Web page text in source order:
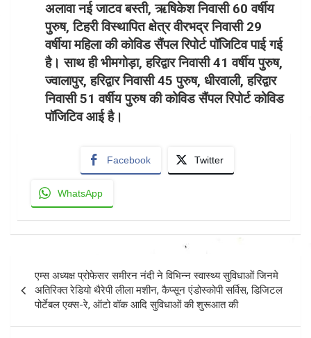
अलावा नई जाटव बस्ती, ऋषिकेश निवासी 60 वर्षीय
पुरुष, टिहरी विस्थापित क्षेत्र वीरभद्र निवासी 29
वर्षीया महिला की कोविड सैंपल रिपोर्ट पॉजिटिव पाई गई
है। साथ ही भीमगोड़ा, हरिद्वार निवासी 41 वर्षीय पुरुष,
ज्वालापुर, हरिद्वार निवासी 45 पुरुष, धीरवाली, हरिद्वार
निवासी 51 वर्षीय पुरुष की कोविड सैंपल रिपोर्ट कोविड
पॉजिटिव आई है।
Facebook Twitter
WhatsApp
navigation
एम्स अध्यक्ष प्रोफेसर समीरन नंदी ने विभिन्न स्वास्थ्य सुविधाओं जिनमे
अतिरिक्त रेडियो थैरेपी लीला मशीन, कैप्सून एंडोस्कोपी सर्विस, डिजिटल
पोर्टेबल एक्स-रे, ऑटो वॉक आदि सुविधाओं की शुरूआत की